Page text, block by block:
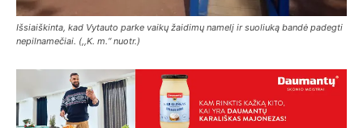
Išsiaiškinta, kad Vytauto parke vaikų žaidimų namelį ir suoliuką bandė padegti
nepilnamečiai. (,,K. m.“ nuotr.)